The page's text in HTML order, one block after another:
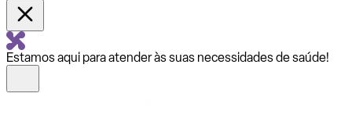
Estamos aqui para atender às suas necessidades de saúde!